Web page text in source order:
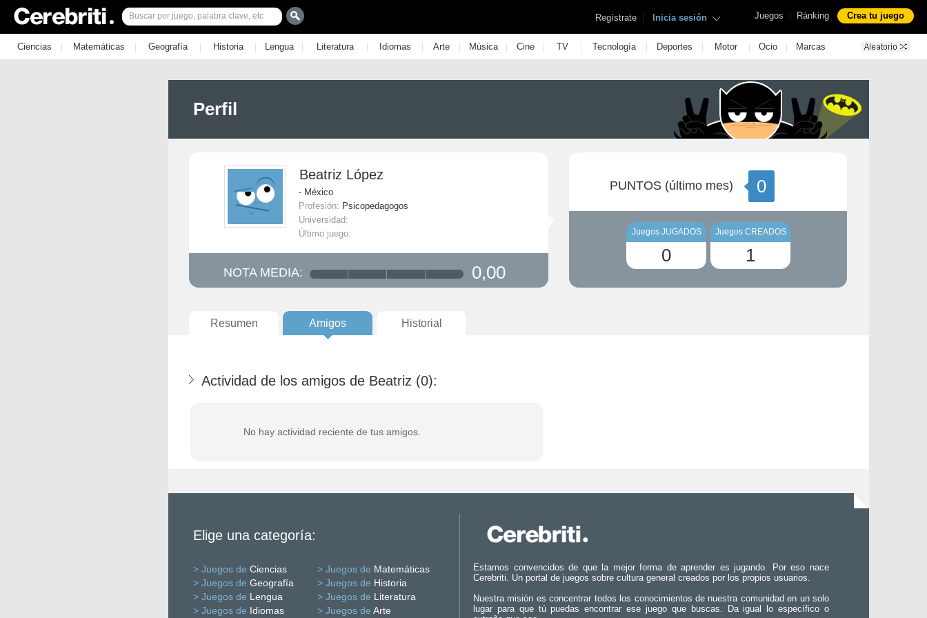
Juegos | Ránking Crea tu juego
Regístrate | Inicia sesión
Ciencias | Matemáticas | Geografía | Historia | Lengua | Literatura | Idiomas | Arte | Música | Cine | TV | Tecnología | Deportes | Motor | Ocio | Marcas
Perfil
Beatriz López
- México
Profesión: Psicopedagogos
Universidad:
Último juego:
NOTA MEDIA: 0,00
PUNTOS (último mes) 0
Juegos JUGADOS
0
Juegos CREADOS
1
Resumen Amigos Historial
Actividad de los amigos de Beatriz (0):
No hay actividad reciente de tus amigos.
Elige una categoría:
> Juegos de Ciencias > Juegos de Matemáticas
> Juegos de Geografía > Juegos de Historia
> Juegos de Lengua > Juegos de Literatura
> Juegos de Idiomas > Juegos de Arte
Estamos convencidos de que la mejor forma de aprender es jugando. Por eso nace
Cerebriti. Un portal de juegos sobre cultura general creados por los propios usuarios.
Nuestra misión es concentrar todos los conocimientos de nuestra comunidad en un solo
lugar para que tú puedas encontrar ese juego que buscas. Da igual lo específico o